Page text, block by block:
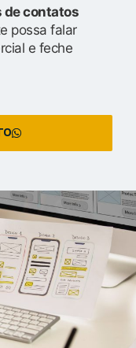
de contatos
possa falar
e feche